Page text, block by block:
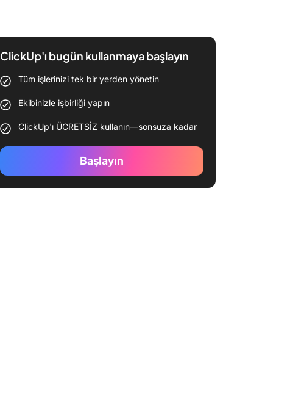
ClickUp'ı bugün kullanmaya başlayın
Tüm işlerinizi tek bir yerden yönetin
Ekibinizle işbirliği yapın
ClickUp'ı ÜCRETSİZ kullanın—sonsuza kadar
Başlayın